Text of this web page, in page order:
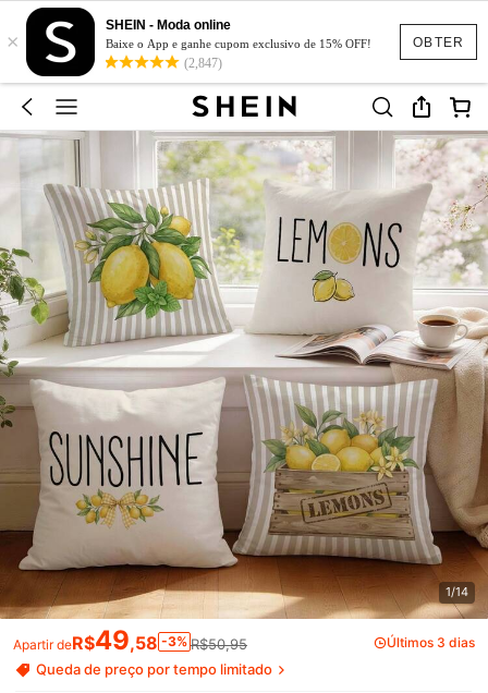
OBTER
×
SHEIN - Moda online
Baixe o App e ganhe cupom exclusivo de 15% OFF!
(2,847)
1/14
Apartir deR$49,58 -3% R$50,95 Últimos 3 dias
Queda de preço por tempo limitado